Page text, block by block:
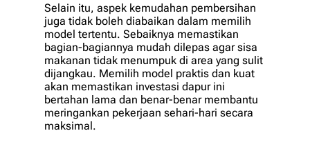
Selain itu, aspek kemudahan pembersihan
juga tidak boleh diabaikan dalam memilih
model tertentu. Sebaiknya memastikan
bagian-bagiannya mudah dilepas agar sisa
makanan tidak menumpuk di area yang sulit
dijangkau. Memilih model praktis dan kuat
akan memastikan investasi dapur ini
bertahan lama dan benar-benar membantu
meringankan pekerjaan sehari-hari secara
maksimal.